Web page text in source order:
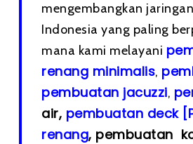
mengembangkan
Indonesia yang paling
mana kami melayani
renang minimalis,
pembuatan jacuzzi,
air, pembuatan deck
renang, pembuatan